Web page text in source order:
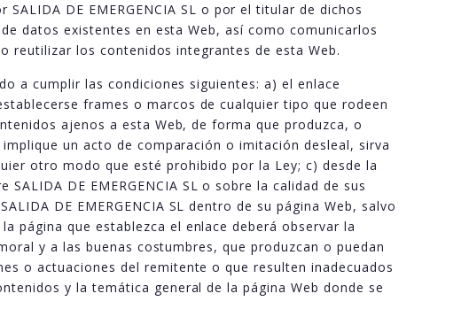
DE EMERGENCIA SL o por el titular de dichos
datos existentes en esta Web, así como comunicarlos
reutilizar los contenidos integrantes de esta Web.
a cumplir las condiciones siguientes: a) el enlace
frames o marcos de cualquier tipo que rodeen
ajenos a esta Web, de forma que produzca, o
un acto de comparación o imitación desleal, sirva
otro modo que esté prohibido por la Ley; c) desde la
DE EMERGENCIA SL o sobre la calidad de sus
DE EMERGENCIA SL dentro de su página Web, salvo
página que establezca el enlace deberá observar la
y a las buenas costumbres, que produzcan o puedan
o actuaciones del remitente o que resulten inadecuados
y la temática general de la página Web donde se